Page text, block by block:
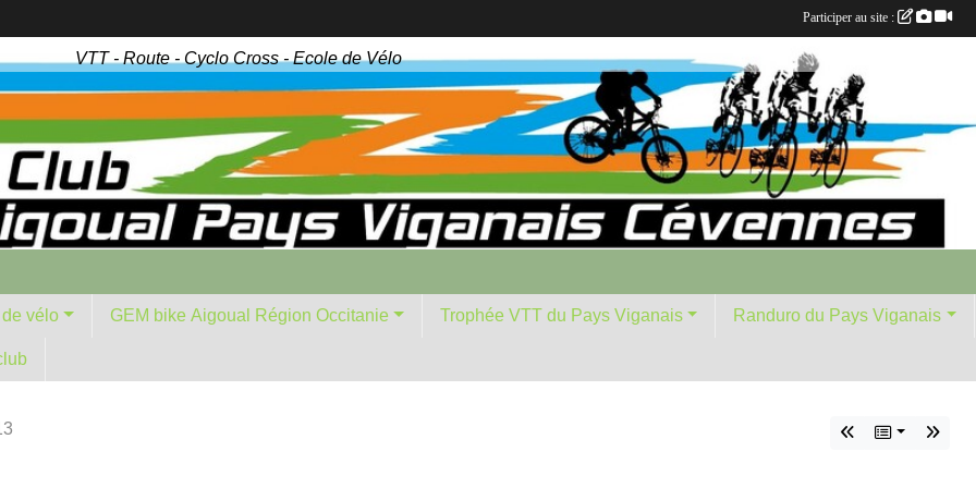
VTT - Route - Cyclo Cross - Ecole de Vélo
vélo GEM bike Aigoual Région Occitanie Trophée VTT du Pays Viganais Randuro du Pays Viganais
Participer au site :